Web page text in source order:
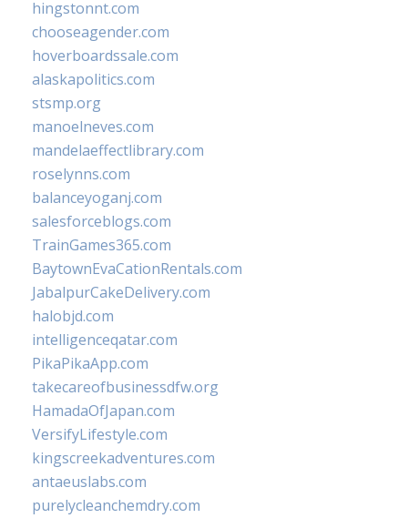
hingstonnt.com
chooseagender.com
hoverboardssale.com
alaskapolitics.com
stsmp.org
manoelneves.com
mandelaeffectlibrary.com
roselynns.com
balanceyoganj.com
salesforceblogs.com
TrainGames365.com
BaytownEvaCationRentals.com
JabalpurCakeDelivery.com
halobjd.com
intelligenceqatar.com
PikaPikaApp.com
takecareofbusinessdfw.org
HamadaOfJapan.com
VersifyLifestyle.com
kingscreekadventures.com
antaeuslabs.com
purelycleanchemdry.com